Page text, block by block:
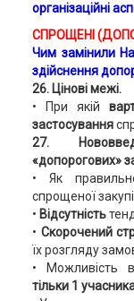
організаційні
СПРОЩЕНІ
Чим замінили
здійснення
26. Цінові межі.
• При якій
застосування
27.
«допорогових»
• Як
спрощеної
• Відсутність
• Скорочений
їх розгляду
• Можливість
тільки 1